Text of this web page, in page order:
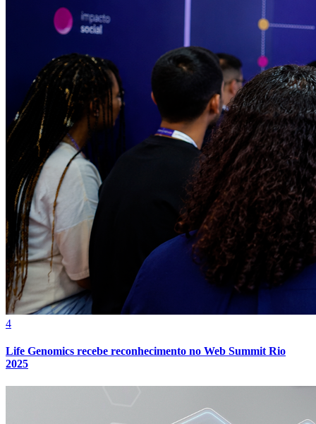
Fortaleza
4
Life Genomics recebe reconhecimento no Web Summit Rio
2025